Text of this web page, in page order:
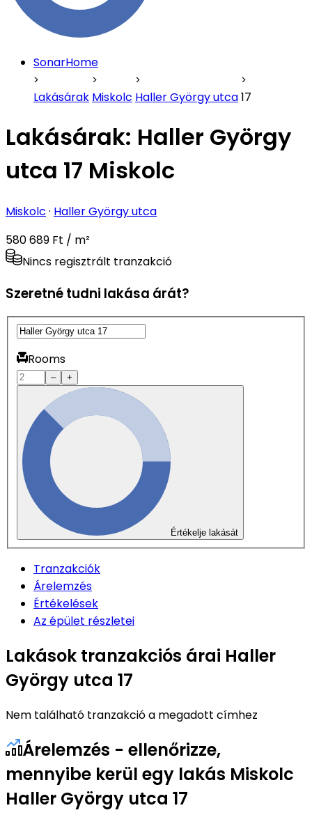
SonarHome
Lakásárak Miskolc Haller György utca17
Lakásárak: Haller György
utca 17 Miskolc
Miskolc · Haller György utca
580 689 Ft / m²
Nincs regisztrált tranzakció
Szeretné tudni lakása árát?
Rooms
– +
Értékelje lakását
Tranzakciók
Árelemzés
Értékelések
Az épület részletei
Lakások tranzakciós árai Haller
György utca 17
Nem található tranzakció a megadott címhez
Árelemzés - ellenőrizze,
mennyibe kerül egy lakás Miskolc
Haller György utca 17